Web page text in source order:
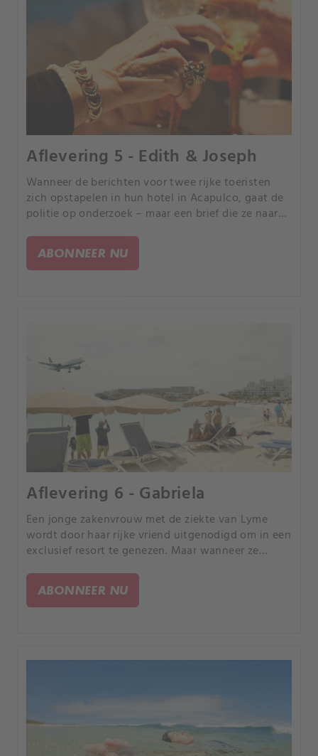
Aflevering 5 - Edith & Joseph
Wanneer de berichten voor twee rijke toeristen
zich opstapelen in hun hotel in Acapulco, gaat de
politie op onderzoek – maar een brief die ze naar
ABONNEER NU
Aflevering 6 - Gabriela
Een jonge zakenvrouw met de ziekte van Lyme
wordt door haar rijke vriend uitgenodigd om in een
exclusief resort te genezen. Maar wanneer ze
Afrikaanse autoriteiten op jacht naar een monster.
ABONNEER NU